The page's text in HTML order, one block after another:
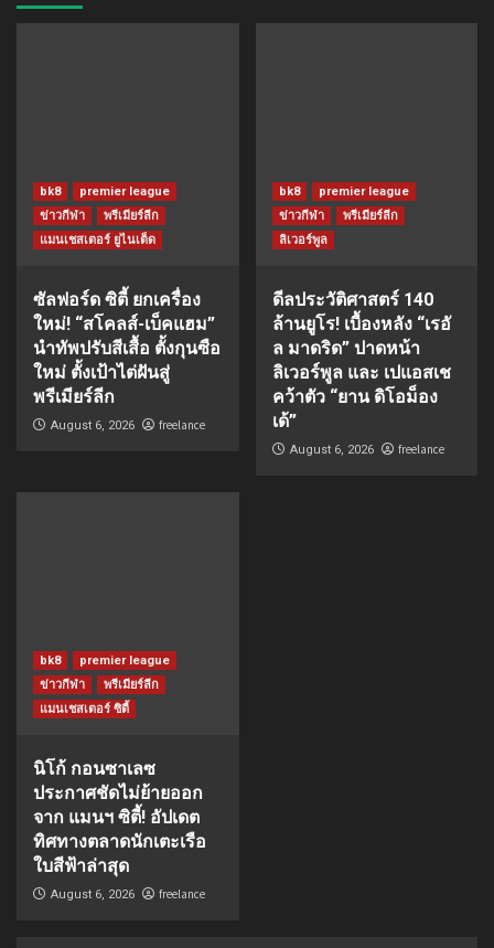
bk8
premier league
ข่าวกีฬา
พรีเมียร์ลีก
แมนเชสเตอร์ ยูไนเต็ด
ซัลฟอร์ด ซิตี้ ยกเครื่อง
ใหม่! “สโคลส์-เบ็คแฮม”
นำทัพปรับสีเสื้อ ตั้งกุนซือ
ใหม่ ตั้งเป้าไต่ฝันสู่
พรีเมียร์ลีก
August 6, 2026 freelance
bk8
premier league
ข่าวกีฬา
พรีเมียร์ลีก
ลิเวอร์พูล
ดีลประวัติศาสตร์ 140
ล้านยูโร! เบื้องหลัง “เรอั
ล มาดริด” ปาดหน้า
ลิเวอร์พูล และ เปแอสเช
คว้าตัว “ยาน ดิโอม็อง
เด้”
August 6, 2026 freelance
bk8
premier league
ข่าวกีฬา
พรีเมียร์ลีก
แมนเชสเตอร์ ซิตี้
นิโก้ กอนซาเลซ
ประกาศชัดไม่ย้ายออก
จาก แมนฯ ซิตี้! อัปเดต
ทิศทางตลาดนักเตะเรือ
ใบสีฟ้าล่าสุด
August 6, 2026 freelance